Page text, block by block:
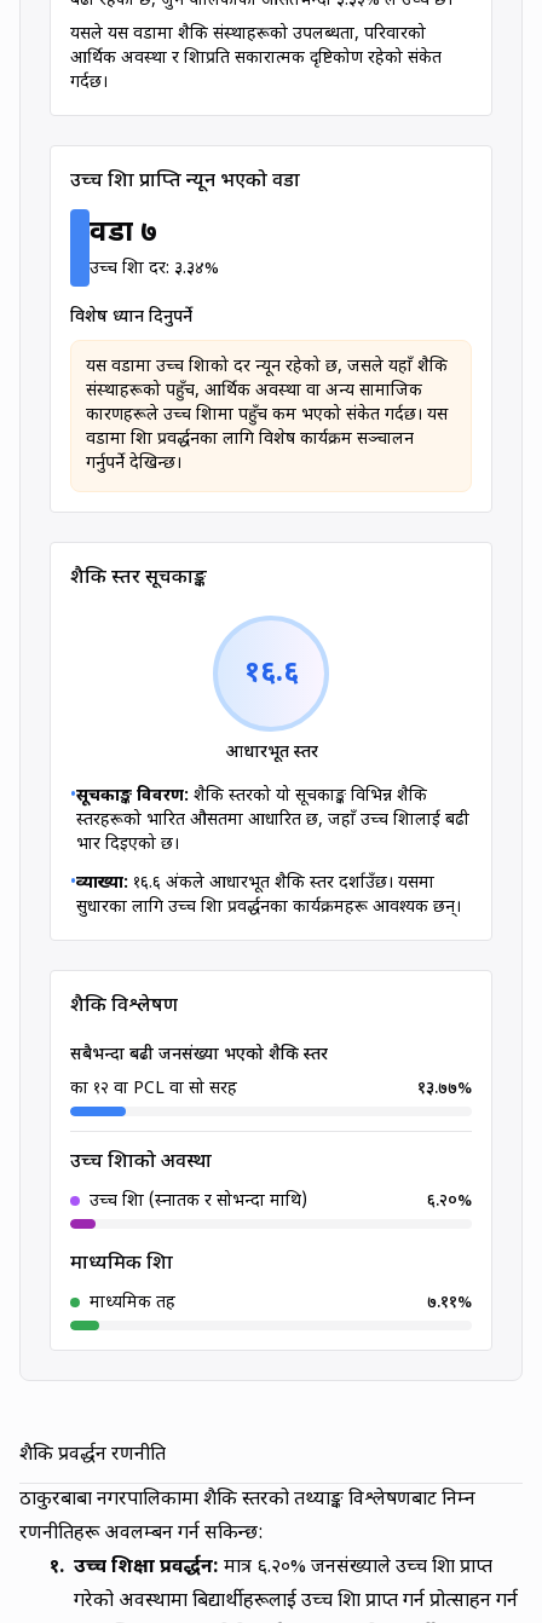
यसले यस वडामा शैक्षिक संस्थाहरूको उपलब्धता, परिवारको
आर्थिक अवस्था र शिक्षाप्रति सकारात्मक दृष्टिकोण रहेको संकेत
गर्दछ।
उच्च शिक्षा प्राप्ति न्यून भएको वडाWard with Low Higher
वडा ७
उच्च शिक्षा दर: ३.३४%
विशेष ध्यान दिनुपर्ने
यस वडामा उच्च शिक्षाको दर न्यून रहेको छ, जसले यहाँ शैक्षिक
संस्थाहरूको पहुँच, आर्थिक अवस्था वा अन्य सामाजिक
कारणहरूले उच्च शिक्षामा पहुँच कम भएको संकेत गर्दछ। यस
वडामा शिक्षा प्रवर्द्धनका लागि विशेष कार्यक्रम सञ्चालन
गर्नुपर्ने देखिन्छ।
शैक्षिक स्तर सूचकाङ्क
१६.६
आधारभूतस्तर
•सूचकाङ्क विवरण: शैक्षिक स्तरको यो सूचकाङ्क विभिन्न शैक्षिक
स्तरहरूको भारित औसतमा आधारित छ, जहाँ उच्च शिक्षालाई बढी
भार दिइएको छ।
•व्याख्या: १६.६ अंकले आधारभूत शैक्षिक स्तर दर्शाउँछ। यसमा
सुधारका लागि उच्च शिक्षा प्रवर्द्धनका कार्यक्रमहरू आवश्यक छन्।
शैक्षिक विश्लेषण
सबैभन्दा बढी जनसंख्या भएको शैक्षिक स्तर
कक्षा १२ वा PCL वा सो सरह
१३.७७%
उच्च शिक्षाको अवस्था
उच्च शिक्षा (स्नातक र सोभन्दा माथि) ६.२०%
माध्यमिक शिक्षा
माध्यमिक तह ७.११%
शैक्षिक प्रवर्द्धन रणनीति
ठाकुरबाबा नगरपालिकामा शैक्षिक स्तरको तथ्याङ्क विश्लेषणबाट निम्न
रणनीतिहरू अवलम्बन गर्न सकिन्छ:
१. उच्च शिक्षा प्रवर्द्धन: मात्र ६.२०% जनसंख्याले उच्च शिक्षा प्राप्त
गरेको अवस्थामा बिद्यार्थीहरूलाई उच्च शिक्षा प्राप्त गर्न प्रोत्साहन गर्न